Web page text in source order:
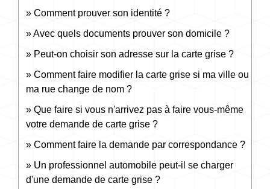
Comment prouver son identité ?
Avec quels documents prouver son domicile ?
Peut-on choisir son adresse sur la carte grise ?
Comment faire modifier la carte grise si ma ville ou
ma rue change de nom ?
Que faire si vous n'arrivez pas à faire vous-même
votre demande de carte grise ?
Comment faire la demande par correspondance ?
Un professionnel automobile peut-il se charger
d'une demande de carte grise ?